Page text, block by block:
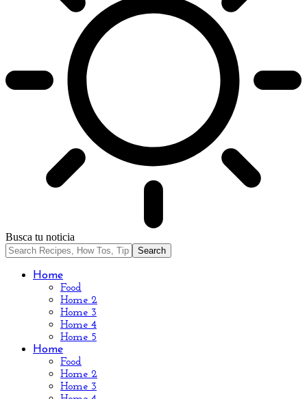
Busca tu noticia
Home
Food
Home 2
Home 3
Home 4
Home 5
Home
Food
Home 2
Home 3